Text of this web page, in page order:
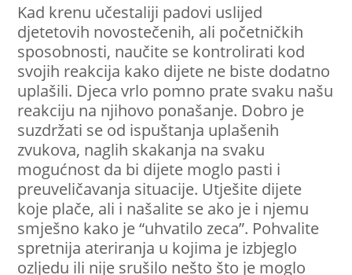
Kad krenu učestaliji padovi uslijed
djetetovih novostečenih, ali početničkih
sposobnosti, naučite se kontrolirati kod
svojih reakcija kako dijete ne biste dodatno
uplašili. Djeca vrlo pomno prate svaku našu
reakciju na njihovo ponašanje. Dobro je
suzdržati se od ispuštanja uplašenih
zvukova, naglih skakanja na svaku
mogućnost da bi dijete moglo pasti i
preuveličavanja situacije. Utješite dijete
koje plače, ali i našalite se ako je i njemu
smješno kako je “uhvatilo zeca”. Pohvalite
spretnija ateriranja u kojima je izbjeglo
ozljedu ili nije srušilo nešto što je moglo